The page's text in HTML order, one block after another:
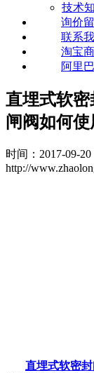
技术
询价
联系
淘宝
阿里
直埋式软
闸阀如何使
时间：2017-09-
http://
直埋式软密封